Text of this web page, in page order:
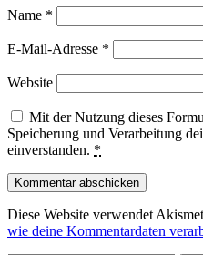
Name *
E-Mail-Adresse *
Website
Mit der Nutzung dieses
Speicherung und Verarbeitung
einverstanden. *
Diese Website verwendet
wie deine Kommentardaten